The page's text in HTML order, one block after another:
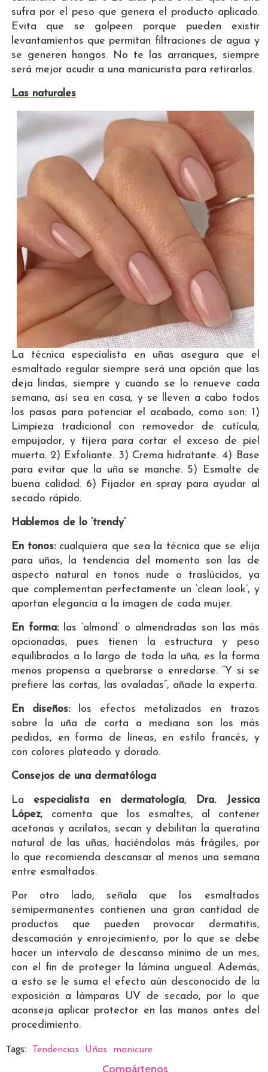
sufra por el peso que genera el producto aplicado.
Evita que se golpeen porque pueden existir
levantamientos que permitan filtraciones de agua y
se generen hongos. No te las arranques, siempre
será mejor acudir a una manicurista para retirarlas.
Las naturales
La técnica especialista en uñas asegura que el
esmaltado regular siempre será una opción que las
deja lindas, siempre y cuando se lo renueve cada
semana, así sea en casa, y se lleven a cabo todos
los pasos para potenciar el acabado, como son: 1)
Limpieza tradicional con removedor de cutícula,
empujador, y tijera para cortar el exceso de piel
muerta. 2) Exfoliante. 3) Crema hidratante. 4) Base
para evitar que la uña se manche. 5) Esmalte de
buena calidad. 6) Fijador en spray para ayudar al
secado rápido.
Hablemos de lo ‘trendy’
En tonos: cualquiera que sea la técnica que se elija
para uñas, la tendencia del momento son las de
aspecto natural en tonos nude o traslúcidos, ya
que complementan perfectamente un ‘clean look’, y
aportan elegancia a la imagen de cada mujer.
En forma:las ‘almond’ o almendradas son las más
opcionadas, pues tienen la estructura y peso
equilibrados a lo largo de toda la uña, es la forma
menos propensa a quebrarse o enredarse. “Y si se
prefiere las cortas, las ovaladas”, añade la experta.
En diseños:los efectos metalizados en trazos
sobre la uña de corta a mediana son los más
pedidos, en forma de líneas, en estilo francés, y
con colores plateado y dorado.
Consejos de una dermatóloga
La especialista en dermatología, Dra. Jessica
López, comenta que los esmaltes, al contener
acetonas y acrilatos, secan y debilitan la queratina
natural de las uñas, haciéndolas más frágiles, por
lo que recomienda descansar al menos una semana
entre esmaltados.
Por otro lado, señala que los esmaltados
semipermanentes contienen una gran cantidad de
productos que pueden provocar dermatitis,
descamación y enrojecimiento, por lo que se debe
hacer un intervalo de descanso mínimo de un mes,
con el fin de proteger la lámina ungueal. Además,
a esto se le suma el efecto aún desconocido de la
exposición a lámparas UV de secado, por lo que
aconseja aplicar protector en las manos antes del
procedimiento.
Tags: Tendencias Uñas manicure
Compártenos